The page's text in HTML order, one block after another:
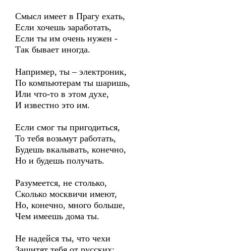
Смысл имеет в Прагу ехать,
Если хочешь заработать,
Если ты им очень нужен -
Так бывает иногда.
Например, ты – электроник,
По компьютерам ты шаришь,
Или что-то в этом духе,
И известно это им.
Если смог ты пригодиться,
То тебя возьмут работать,
Будешь вкалывать, конечно,
Но и будешь получать.
Разумеется, не столько,
Сколько москвичи имеют,
Но, конечно, много больше,
Чем имеешь дома ты.
Не надейся ты, что чехи